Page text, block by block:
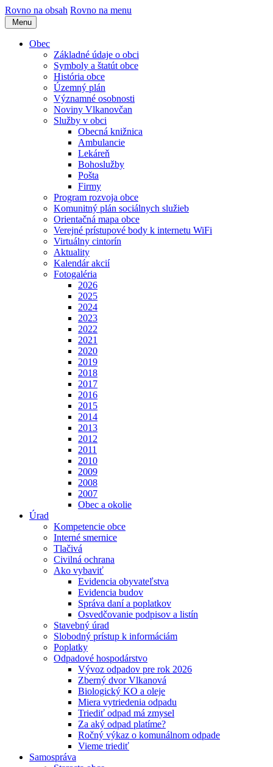
Rovno na obsah Rovno na menu
Menu
Obec
Základné údaje o obci
Symboly a štatút obce
História obce
Územný plán
Významné osobnosti
Noviny Vlkanovčan
Služby v obci
Obecná knižnica
Ambulancie
Lekáreň
Bohoslužby
Pošta
Firmy
Program rozvoja obce
Komunitný plán sociálnych služieb
Orientačná mapa obce
Verejné prístupové body k internetu WiFi
Virtuálny cintorín
Aktuality
Kalendár akcií
Fotogaléria
2026
2025
2024
2023
2022
2021
2020
2019
2018
2017
2016
2015
2014
2013
2012
2011
2010
2009
2008
2007
Obec a okolie
Úrad
Kompetencie obce
Interné smernice
Tlačivá
Civilná ochrana
Ako vybaviť
Evidencia obyvateľstva
Evidencia budov
Správa daní a poplatkov
Osvedčovanie podpisov a listín
Stavebný úrad
Slobodný prístup k informáciám
Poplatky
Odpadové hospodárstvo
Vývoz odpadov pre rok 2026
Zberný dvor Vlkanová
Biologický KO a oleje
Miera vytriedenia odpadu
Triediť odpad má zmysel
Za aký odpad platíme?
Ročný výkaz o komunálnom odpade
Vieme triediť
Samospráva